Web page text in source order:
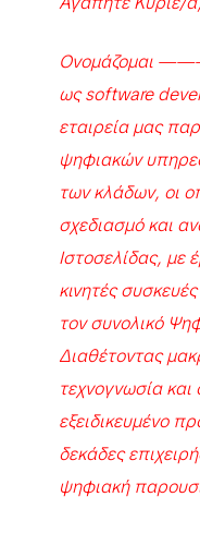
Ονομάζομαι
ως software
εταιρεία μας
ψηφιακών
των κλάδων, οι
σχεδιασμό και
Ιστοσελίδας,
κινητές
τον συνολικό
Διαθέτοντας
τεχνογνωσία
εξειδικευμένο
δεκάδες
ψηφιακή